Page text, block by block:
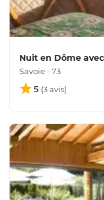
Nuit en Dôme
Savoie - 73
5